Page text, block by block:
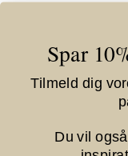
Information
Vilkår
Spar
Tilmeld dig
Du vil